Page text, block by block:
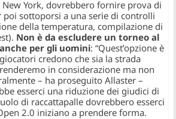
York, dovrebbero fornire prova di
poi sottoporsi a una serie di controlli
della temperatura, compilazione di
Non è da escludere un torneo al
per gli uomini: “Quest’opzione è
credono che sia la strada
in considerazione ma non
– ha proseguito Allaster –
esserci una riduzione dei giudici di
di raccattapalle dovrebbero esserci
2.0 iniziano a prendere forma.